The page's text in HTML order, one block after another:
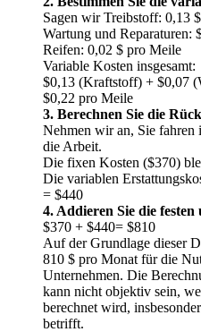
Sagen wir Treibstoff: 0,13
Wartung und Reparaturen:
Reifen: 0,02 $ pro Meile
Variable Kosten insgesamt:
$0,13 (Kraftstoff) + $0,07
$0,22 pro Meile
3. Berechnen Sie die
Nehmen wir an, Sie
die Arbeit.
Die fixen Kosten ($370)
Die variablen
= $440
4. Addieren Sie die
$370 + $440= $810
Auf der Grundlage dieser
810 $ pro Monat für die
Unternehmen. Die
kann nicht objektiv sein,
berechnet wird,
betrifft.